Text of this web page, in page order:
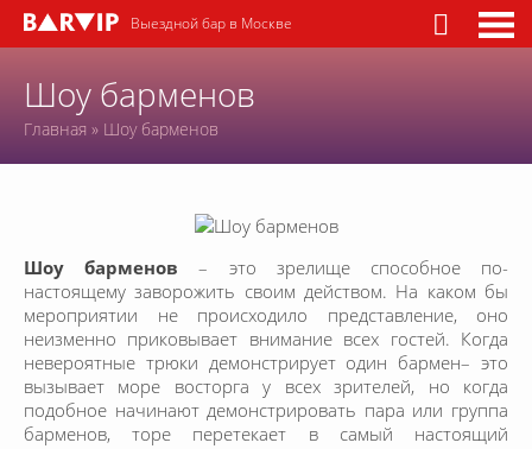
Выездной бар в Москве
Шоу барменов
Главная » Шоу барменов
Шоу барменов – это зрелище способное по-
настоящему заворожить своим действом. На каком бы
мероприятии не происходило представление, оно
неизменно приковывает внимание всех гостей. Когда
невероятные трюки демонстрирует один бармен– это
вызывает море восторга у всех зрителей, но когда
подобное начинают демонстрировать пара или группа
барменов, торе перетекает в самый настоящий